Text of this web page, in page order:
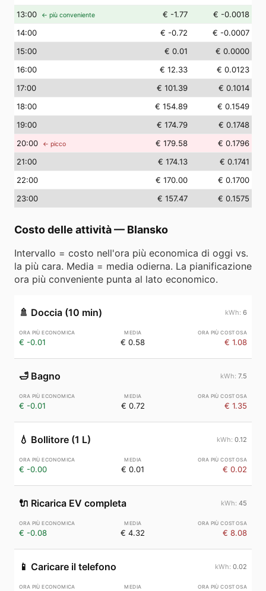
13:00 ← più conveniente € -1.77
€ -0.0018
14:00 € -0.72
€ -0.0007
15:00 € 0.01
€ 0.0000
16:00 € 12.33
€ 0.0123
17:00 € 101.39
€ 0.1014
18:00 € 154.89
€ 0.1549
19:00 € 174.79
€ 0.1748
20:00 ← picco € 179.58
€ 0.1796
21:00 € 174.13
€ 0.1741
22:00 € 170.00
€ 0.1700
23:00 € 157.47 € 0.1575
Costo delle attività— Blansko
Intervallo = costo nell'ora più economica di oggi vs.
la più cara. Media = media odierna. La pianificazione
ora più conveniente punta al lato economico.
🚿 Doccia (10 min) 6
€ -0.01 € 0.58 € 1.08
🛁 Bagno 7.5
€ -0.01 € 0.72 € 1.35
💧 Bollitore (1 L) 0.12
€ -0.00 € 0.01 € 0.02
🔌 Ricarica EV completa 45
€ -0.08 € 4.32 € 8.08
📱 Caricare il telefono 0.02